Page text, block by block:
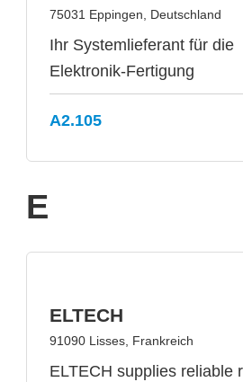
75031 Eppingen, Deutschland
Ihr Systemlieferant für die
Elektronik-Fertigung
A2.105
E
ELTECH
91090 Lisses, Frankreich
ELTECH supplies reliable